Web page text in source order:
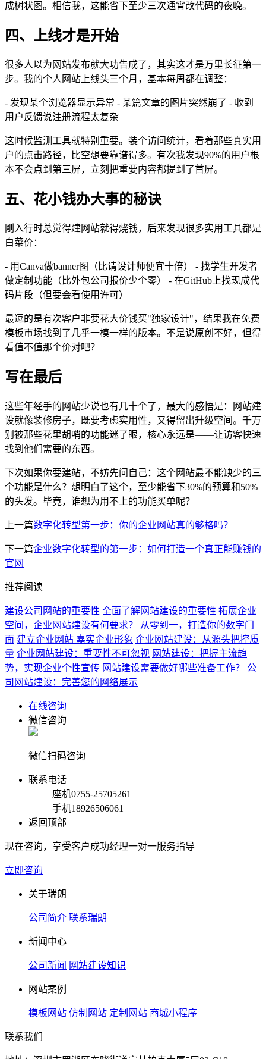
成树状图。相信我，这能省下至少三次通宵改代码的夜晚。
四、上线才是开始
很多人以为网站发布就大功告成了，其实这才是万里长征第一
步。我的个人网站上线头三个月，基本每周都在调整：
- 发现某个浏览器显示异常 - 某篇文章的图片突然崩了 - 收到
用户反馈说注册流程太复杂
这时候监测工具就特别重要。装个访问统计，看着那些真实用
户的点击路径，比空想要靠谱得多。有次我发现90%的用户根
本不会点到第三屏，立刻把重要内容都提到了首屏。
五、花小钱办大事的秘诀
刚入行时总觉得建网站就得烧钱，后来发现很多实用工具都是
白菜价：
- 用Canva做banner图（比请设计师便宜十倍） - 找学生开发者
做定制功能（比外包公司报价少个零） - 在GitHub上找现成代
码片段（但要会看使用许可）
最逗的是有次客户非要花大价钱买"独家设计"，结果我在免费
模板市场找到了几乎一模一样的版本。不是说原创不好，但得
看值不值那个价对吧？
写在最后
这些年经手的网站少说也有几十个了，最大的感悟是：网站建
设就像装修房子，既要考虑实用性，又得留出升级空间。千万
别被那些花里胡哨的功能迷了眼，核心永远是——让访客快速
找到他们需要的东西。
下次如果你要建站，不妨先问自己：这个网站最不能缺少的三
个功能是什么？想明白了这个，至少能省下30%的预算和50%
的头发。毕竟，谁想为用不上的功能买单呢？
上一篇数字化转型第一步：你的企业网站真的够格吗？
下一篇企业数字化转型的第一步：如何打造一个真正能赚钱的
官网
推荐阅读
建设公司网站的重要性 全面了解网站建设的重要性 拓展企业
空间，企业网站建设有何要求？
从零到一，打造你的数字门
面 建立企业网站 嘉实企业形象 企业网站建设：从源头把控质
量 企业网站建设：重要性不可忽视 网站建设：把握主流趋
势，实现企业个性宣传 网站建设需要做好哪些准备工作？
公
司网站建设：完善您的网络展示
在线咨询
微信咨询
微信扫码咨询
联系电话
座机0755-25705261
手机18926506061
返回顶部
现在咨询，享受客户成功经理一对一服务指导
立即咨询
关于瑞朗
公司简介 联系瑞朗
新闻中心
公司新闻 网站建设知识
网站案例
模板网站 仿制网站 定制网站 商城小程序
联系我们